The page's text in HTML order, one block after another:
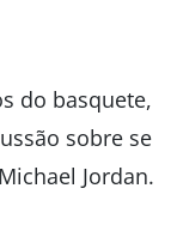
do basquete,
sobre se
Jordan.